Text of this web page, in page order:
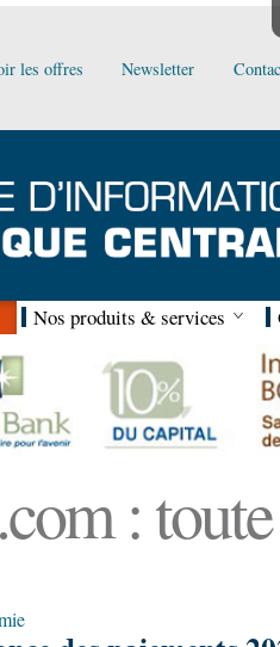
les offres Newsletter
Nos produits & services
: